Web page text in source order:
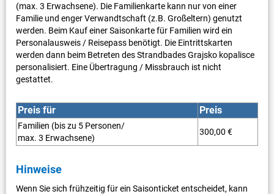
(max. 3 Erwachsene). Die Familienkarte kann nur von einer
Familie und enger Verwandtschaft (z.B. Großeltern) genutzt
werden. Beim Kauf einer Saisonkarte für Familien wird ein
Personalausweis / Reisepass benötigt. Die Eintrittskarten
werden dann beim Betreten des Strandbades Grajsko kopalisce
personalisiert. Eine Übertragung / Missbrauch ist nicht
gestattet.
Preis für Preis
Familien (bis zu 5 Personen/
max. 3 Erwachsene)
300,00 €
Hinweise
Wenn Sie sich frühzeitig für ein Saisonticket entscheidet, kann